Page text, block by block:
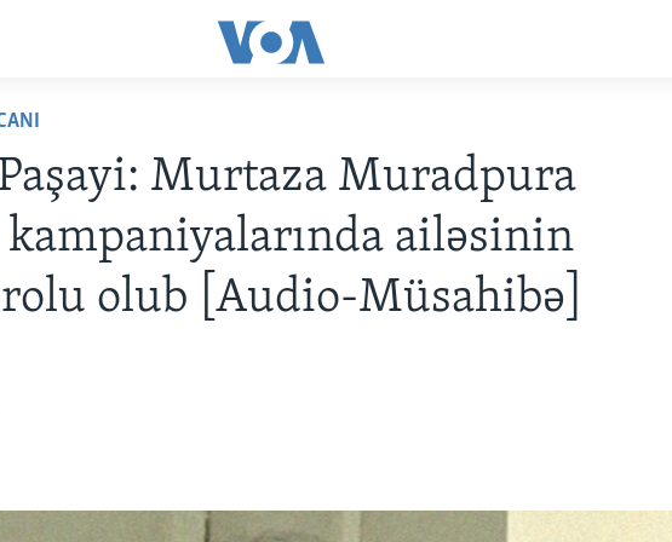
Murtaza Muradpura
kampaniyalarında ailəsinin
olub [Audio-Müsahibə]